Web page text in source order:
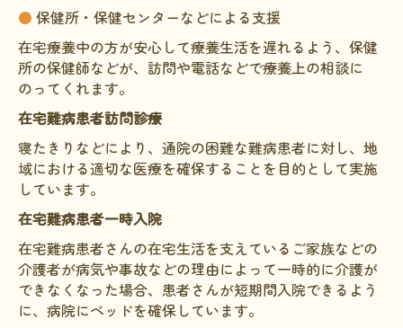
社会保障制度
難病研究班の情報発信
HAM研究班
神経免疫班
移行期医療
当サイトについて
会員登録のメリット
お問合せ
難病患者さんの生活と治療に関する実態調査
● 保健所・保健センターなどによる支援
在宅療養中の方が安心して療養生活を遅れるよう、保健
所の保健師などが、訪問や電話などで療養上の相談に
のってくれます。
在宅難病患者訪問診療
寝たきりなどにより、通院の困難な難病患者に対し、地
域における適切な医療を確保することを目的として実施
しています。
在宅難病患者一時入院
在宅難病患者さんの在宅生活を支えているご家族などの
介護者が病気や事故などの理由によって一時的に介護が
できなくなった場合、患者さんが短期間入院できるよう
に、病院にベッドを確保しています。